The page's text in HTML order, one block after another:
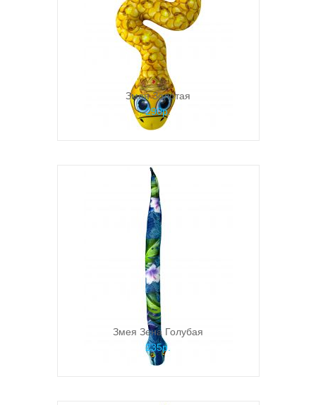
Змея Золотая
290р.
Змея Зена Голубая
235р.